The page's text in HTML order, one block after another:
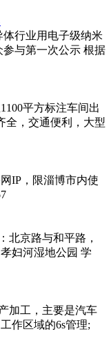
行业用电子级纳米
与第一次公示 根据
平方标注车间出
全，交通便利，大型
IP，限淄博市内使
北京路与和平路，
妇河湿地公园 学
加工，主要是汽车
作区域的6s管理;